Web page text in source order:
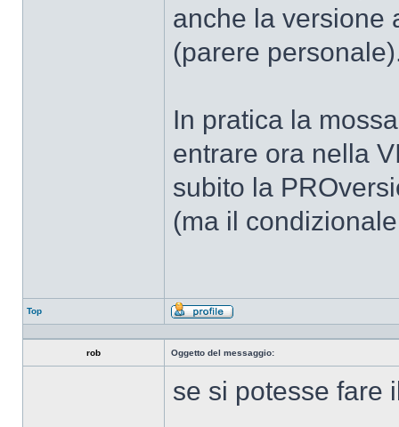
anche la versione
(parere
In pratica la
entrare ora nella
subito la
(ma il
Top
Profilo
rob Oggetto del messaggio:
se si potesse fare